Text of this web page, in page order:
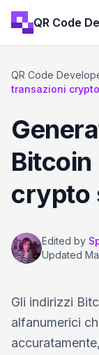
QR Code
QR Code
transazioni
crypto
Edited by
Updated
Gli indirizzi
alfanumerici